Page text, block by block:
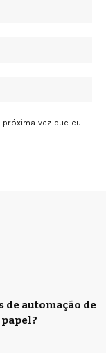
vez que eu
de automação de